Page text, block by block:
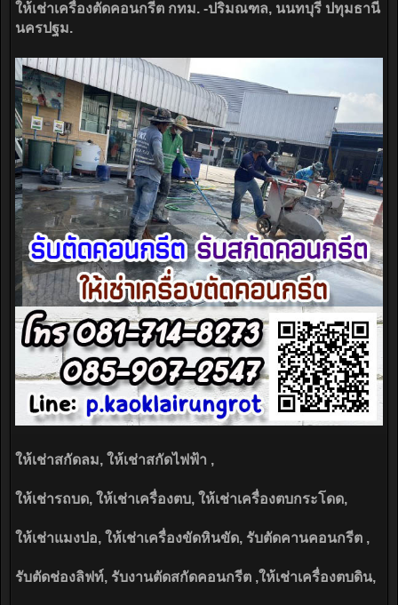
ให้เช่าเครื่องตัดคอนกรีต กทม. -ปริมณฑล, นนทบุรี ปทุมธานี
นครปฐม.
ให้เช่าสกัดลม, ให้เช่าสกัดไฟฟ้า ,
ให้เช่ารถบด, ให้เช่าเครื่องตบ, ให้เช่าเครื่องตบกระโดด,
ให้เช่าแมงปอ, ให้เช่าเครื่องขัดหินขัด, รับตัดคานคอนกรีต ,
รับตัดช่องลิฟท์, รับงานตัดสกัดคอนกรีต ,ให้เช่าเครื่องตบดิน,